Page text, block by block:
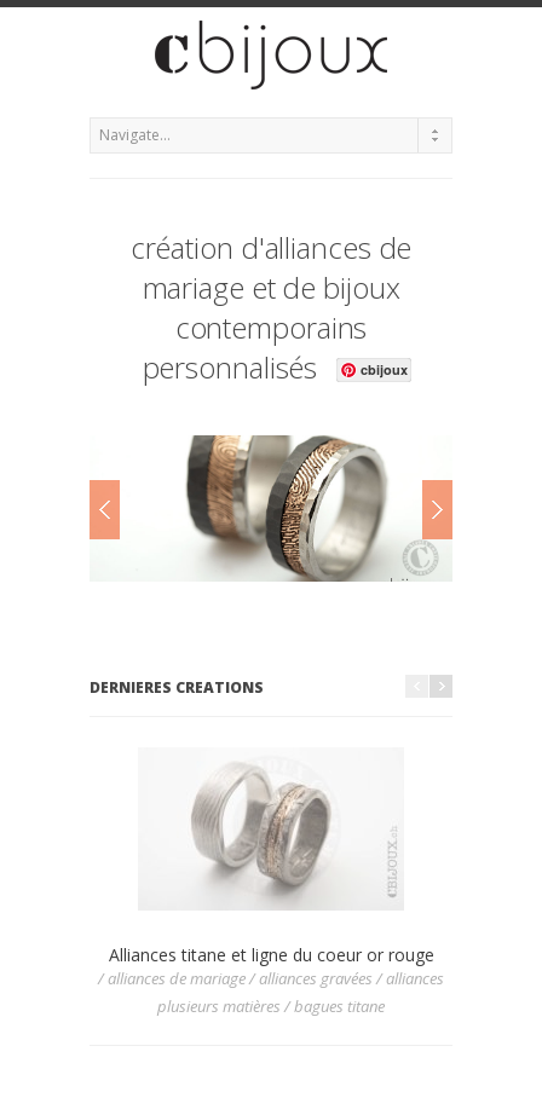
création d'alliances de
mariage et de bijoux
contemporains
personnalisés
cbijoux
DERNIERES CREATIONS
Alliances titane et ligne du coeur or rouge
/ alliances de mariage / alliances gravées / alliances
plusieurs matières / bagues titane